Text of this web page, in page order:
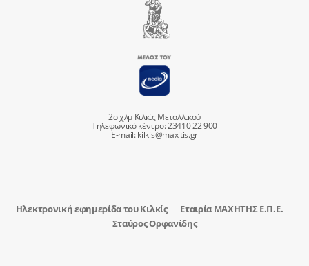
2ο χλμ Κιλκίς Μεταλλικού
Τηλεφωνικό κέντρο: 23410 22 900
E-mail:kilkis@maxitis.gr
Ηλεκτρονική εφημερίδα του Κιλκίς
Εταιρία ΜΑΧΗΤΗΣ Ε.Π.Ε.
Σταύρος Ορφανίδης